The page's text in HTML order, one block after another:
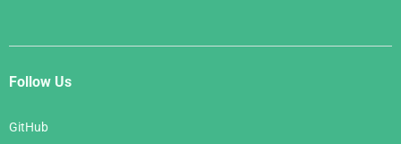
Follow Us
GitHub